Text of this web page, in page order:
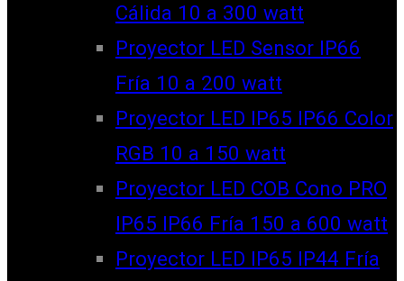
Cálida 10 a 300 watt
Proyector LED Sensor IP66
Fría 10 a 200 watt
Proyector LED IP65 IP66 Color
RGB 10 a 150 watt
Proyector LED COB Cono PRO
IP65 IP66 Fría 150 a 600 watt
Proyector LED IP65 IP44 Fría